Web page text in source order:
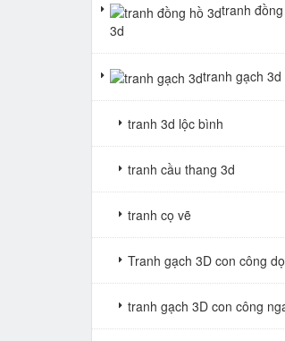
tranh
3d
tranh gạch 3d
tranh 3d lộc bình
tranh cầu thang 3d
tranh cọ vẽ
Tranh gạch 3D con công
tranh gạch 3D con công